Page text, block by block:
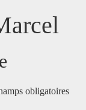
obligatoires